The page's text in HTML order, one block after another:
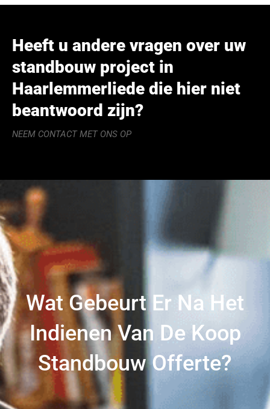
Heeft u andere vragen over uw
standbouw project in
Haarlemmerliede die hier niet
beantwoord zijn?
NEEM CONTACT MET ONS OP
Wat Gebeurt Er Na Het
Indienen Van De Koop
Standbouw Offerte?